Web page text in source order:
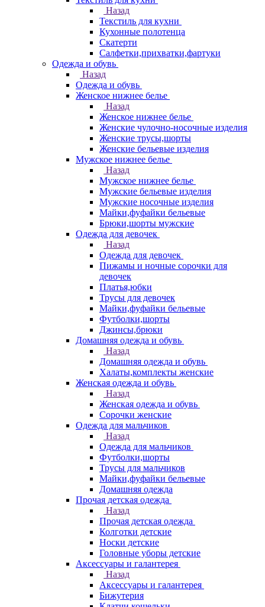
Назад
Текстиль для кухни
Кухонные полотенца
Скатерти
Салфетки,прихватки,фартуки
Одежда и обувь
Назад
Одежда и обувь
Женское нижнее белье
Назад
Женское нижнее белье
Женские чулочно-носочные изделия
Женские трусы,шорты
Женские бельевые изделия
Мужское нижнее белье
Назад
Мужское нижнее белье
Мужские бельевые изделия
Мужские носочные изделия
Майки,фуфайки бельевые
Брюки,шорты мужские
Одежда для девочек
Назад
Одежда для девочек
Пижамы и ночные сорочки для
девочек
Платья,юбки
Трусы для девочек
Майки,фуфайки бельевые
Футболки,шорты
Джинсы,брюки
Домашняя одежда и обувь
Назад
Домашняя одежда и обувь
Халаты,комплекты женские
Женская одежда и обувь
Назад
Женская одежда и обувь
Сорочки женские
Одежда для мальчиков
Назад
Одежда для мальчиков
Футболки,шорты
Трусы для мальчиков
Майки,фуфайки бельевые
Домашняя одежда
Прочая детская одежда
Назад
Прочая детская одежда
Колготки детские
Носки детские
Головные уборы детские
Аксессуары и галантерея
Назад
Аксессуары и галантерея
Бижутерия